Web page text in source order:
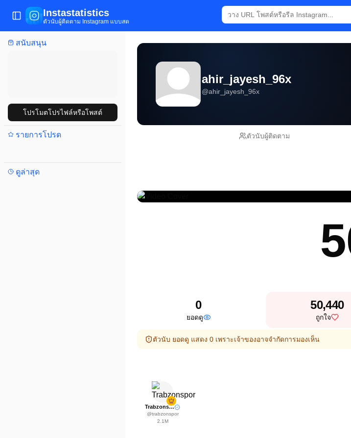
สนับสนุน
โปรโมตโปรไฟล์หรือโพสต์
รายการโปรด
ดูล่าสุด
เปิด/ปิดเมนู
Instastatistics
ตัวนับผู้ติดตาม Instagram แบบสด
ahir_jayesh_96x
@ahir_jayesh_96x
ตัวนับผู้ติดตาม
0
ยอดดู
50,440
ถูกใจ
ตัวนับ ยอดดู แสดง 0 เพราะเจ้าของอาจจำกัดการมองเห็น
Trabzonspor
@trabzonspor
2.1M